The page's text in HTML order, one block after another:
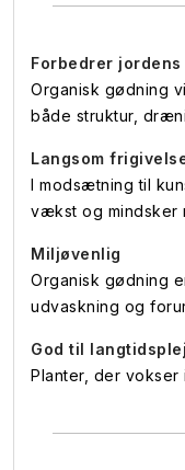
Forbedrer
Organisk gødning
både struktur,
Langsom
I modsætning til
vækst og mindsker
Miljøvenlig
Organisk gødning
udvaskning og
God til
Planter, der